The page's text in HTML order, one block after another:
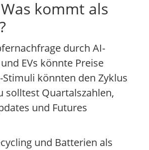
kommt als
durch AI-
EVs könnte Preise
könnten den Zyklus
solltest Quartalszahlen,
und Futures
und Batterien als